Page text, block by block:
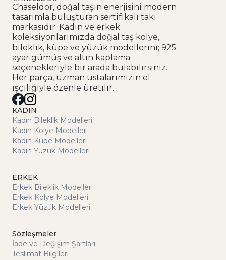
Chaseldor, doğal taşın enerjisini modern
tasarımla buluşturan sertifikalı takı
markasıdır. Kadın ve erkek
koleksiyonlarımızda doğal taş kolye,
bileklik, küpe ve yüzük modellerini; 925
ayar gümüş ve altın kaplama
seçenekleriyle bir arada bulabilirsiniz.
Her parça, uzman ustalarımızın el
işçiliğiyle özenle üretilir.
KADIN
Kadın Bileklik Modelleri
Kadın Kolye Modelleri
Kadın Küpe Modelleri
Kadın Yüzük Modelleri
ERKEK
Erkek Bileklik Modelleri
Erkek Kolye Modelleri
Erkek Yüzük Modelleri
Sözleşmeler
İade ve Değişim Şartları
Teslimat Bilgileri